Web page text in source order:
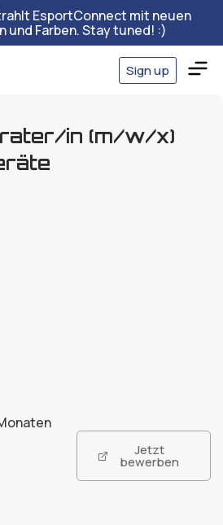
EsportConnect mit neuen
und Farben. Stay tuned! :)
Sign up
in (m/w/x)
Jetzt
bewerben